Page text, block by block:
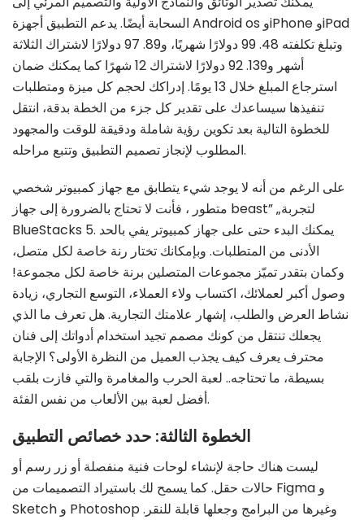
السحابة أيضًا. يدعم التطبيق أجهزة Android os وiPhone وiPad
وتبلغ تكلفته 48. 99 دولارًا شهريًا، و89. 97 دولارًا لاشتراك الثلاثة
أشهر و139. 92 دولارًا لاشتراك 12 شهرًا كما يمكنك ضمان
استرجاع المبلغ خلال 13 يومًا. إدراكك لحجم كل ميزة ومتطلبات
تنفيذها سيساعدك على تقدير كل جزء من الخطة بدقة، انتقل
للخطوة التالية بعد تكوين رؤية شاملة ودقيقة للوقت والمجهود
المطلوب لإنجاز تصميم التطبيق وتتبع مراحله.
على الرغم من أنه لا يوجد شيء يتطابق مع جهاز كمبيوتر شخصي
متطور ، فأنت لا تحتاج بالضرورة إلى جهاز beast” „لتجربة
BlueStacks 5. يمكنك البدء حتى على جهاز كمبيوتر يفي بالحد
الأدنى من المتطلبات. وبإمكانك تختار رنة خاصة لكل متصل،
وكمان بتقدر تميّز مجموعات المتصلين برنة خاصة لكل مجموعة!
وصول أكبر لعملائك، اكتساب ولاء العملاء، التوسع التجاري، زيادة
نشاط العرض والطلب، إشهار علامتك التجارية. هل تعرف ما الذي
يجعلك تنتقل من كونك مصمم تجيد استخدام أدواتك إلى فنان
محترف يعرف كيف يجذب العميل من النظرة الأولى؟ الإجابة
بسيطة، ما تحتاجه.. لعبة الحرب والمغامرة والتي فازت بلقب
أفضل لعبة بين الألعاب من نفس الفئة.
الخطوة الثالثة: حدد خصائص التطبيق
ليست هناك حاجة لإنشاء لوحات فنية منفصلة أو زر رسم أو
حالات حقل. كما يسمح لك باستيراد التصميمات من Figma و
Sketch و Photoshop وغيرها من البرامج وجعلها قابلة للنقر.